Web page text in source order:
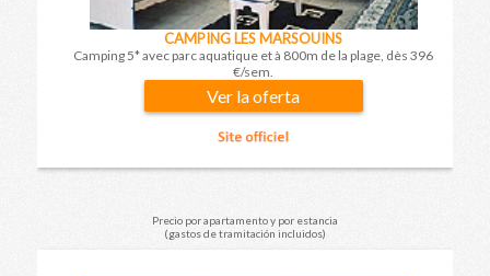
CAMPING LES MARSOUINS
Camping 5* avec parc aquatique et à 800m de la plage, dès 396
€/sem.
Ver la oferta
Precio por apartamento y por estancia
(gastos de tramitación incluidos)